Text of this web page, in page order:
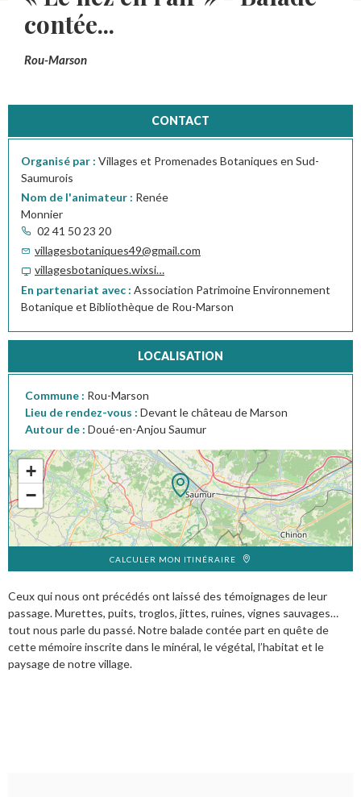
contée...
Rou-Marson
Ceux qui nous ont précédés ont laissé des témoignages de leur
passage. Murettes, puits, troglos, jittes, ruines, vignes sauvages…
tout nous parle du passé. Notre balade contée part en quête de
cette mémoire inscrite dans le minéral, le végétal, l’habitat et le
paysage de notre village.
CONTACT
Organisé par : Villages et Promenades Botaniques en Sud-
Saumurois
Nom de l'animateur : Renée
Monnier
02 41 50 23 20
villagesbotaniques49@gmail.com
villagesbotaniques.wixsi…
En partenariat avec : Association Patrimoine Environnement
Botanique et Bibliothèque de Rou-Marson
LOCALISATION
Commune : Rou-Marson
Lieu de rendez-vous : Devant le château de Marson
Autour de : Doué-en-Anjou Saumur
+
−
CALCULER MON ITINÉRAIRE